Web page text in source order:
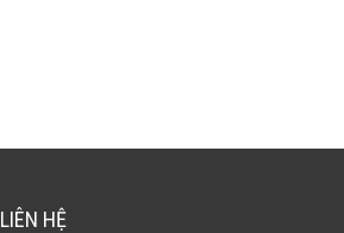
LIÊN HỆ